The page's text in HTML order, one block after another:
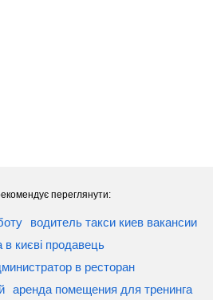
переглянути:
водитель такси киев вакансии
в києві продавець
в ресторан
аренда помещения для тренинга